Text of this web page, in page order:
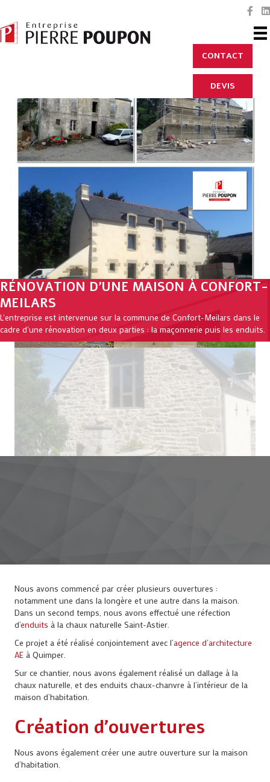
CONTACT
DEVIS
RÉNOVATION D’UNE MAISON À CONFORT-
MEILARS
L'entreprise est intervenue sur la commune de Confort-Meilars dans le
cadre d'une rénovation en deux parties : la maçonnerie puis les enduits.
Nous avons commencé par créer plusieurs ouvertures :
notamment une dans la longère et une autre dans la maison.
Dans un second temps, nous avons effectué une réfection
d’enduits à la chaux naturelle Saint-Astier.
Ce projet a été réalisé conjointement avec l’agence d’architecture
AE à Quimper.
Sur ce chantier, nous avons également réalisé un dallage à la
chaux naturelle, et des enduits chaux-chanvre à l’intérieur de la
maison d’habitation.
Création d’ouvertures
Nous avons également créer une autre ouverture sur la maison
d’habitation.